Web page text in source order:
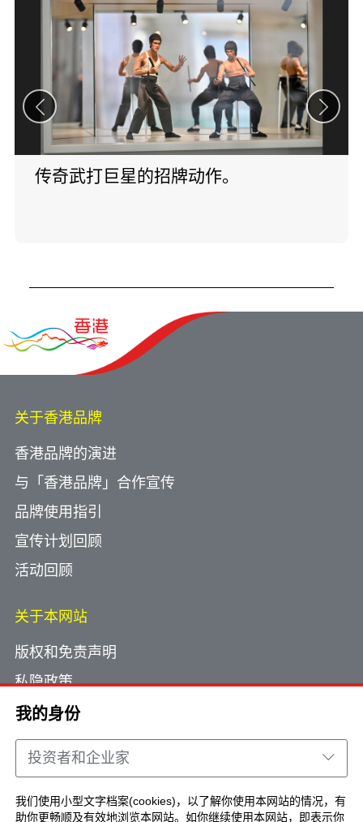
我的身份
投资者和企业家
我们使用小型文字档案(cookies)，以了解你使用本网站的情况，有
助你更畅顺及有效地浏览本网站。如你继续使用本网站，即表示你
传奇武打巨星的招牌动作。
关于香港品牌
香港品牌的演进
与「香港品牌」合作宣传
品牌使用指引
宣传计划回顾
活动回顾
关于本网站
版权和免责声明
私隐政策
使用小型文字档案
网页指南
联络我们